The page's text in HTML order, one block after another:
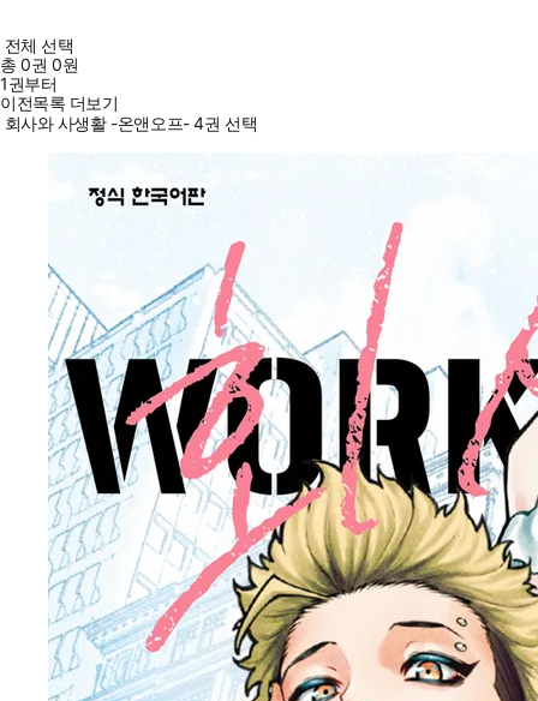
전체 선택
총0권 0원
1권부터
이전목록 더보기
회사와 사생활 -온앤오프- 4권 선택